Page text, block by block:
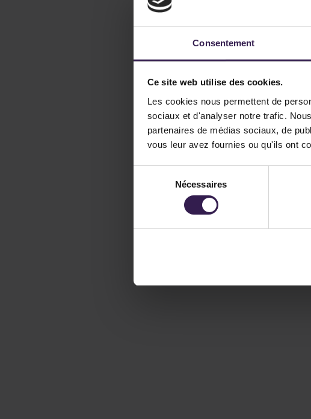
Consentement
Ce site web utilise des cookies.
Les cookies nous permettent de
sociaux et d'analyser notre trafic.
partenaires de médias sociaux, de
vous leur avez fournies ou qu'ils ont
consentement
Nécessaires